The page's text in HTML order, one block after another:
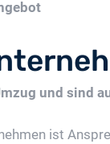
und sind
ist